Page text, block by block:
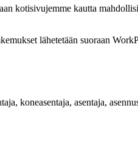
kotisivujemme kautta
lähetetään suoraan
koneasentaja, asentaja,